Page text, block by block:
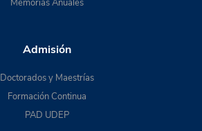
Memorias Anuales
Admisión
Doctorados y Maestrías
Formación Continua
PAD UDEP